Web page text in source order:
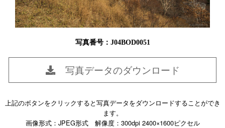
写真番号：J04BOD0051
写真データのダウンロード
上記のボタンをクリックすると写真データをダウンロードすることができ
ます。
画像形式：JPEG形式 解像度：300dpi 2400×1600ピクセル